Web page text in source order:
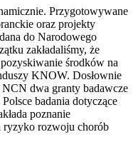
Przygotowywane
oraz projekty
do Narodowego
zakładaliśmy, że
środków na
KNOW. Dosłownie
dwa granty badawcze
badania dotyczące
poznanie
ryzyko rozwoju chorób